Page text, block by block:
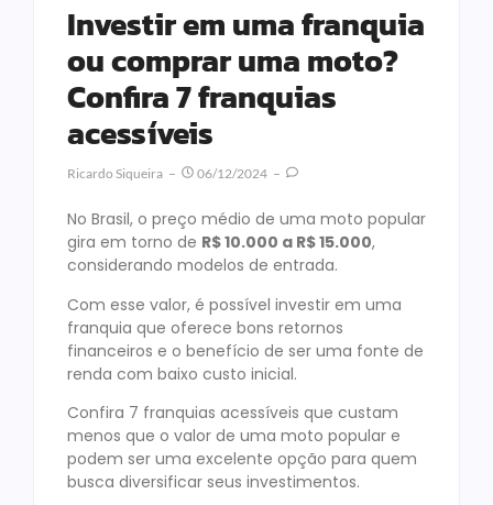
Investir em uma franquia
ou comprar uma moto?
Confira 7 franquias
acessíveis
Ricardo Siqueira 06/12/2024
No Brasil, o preço médio de uma moto popular
gira em torno de R$ 10.000 a R$ 15.000,
considerando modelos de entrada.
Com esse valor, é possível investir em uma
franquia que oferece bons retornos
financeiros e o benefício de ser uma fonte de
renda com baixo custo inicial.
Confira 7 franquias acessíveis que custam
menos que o valor de uma moto popular e
podem ser uma excelente opção para quem
busca diversificar seus investimentos.